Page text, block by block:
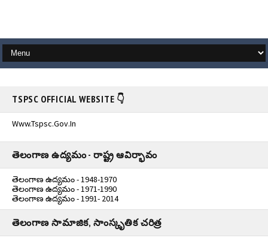
TSPSC OFFICIAL WEBSITE 👇
Www.tspsc.gov.in
తెలంగాణ ఉద్యమం - రాష్ట్ర ఆవిర్భావం
తెలంగాణ ఉద్యమం - 1948-1970
తెలంగాణ ఉద్యమం - 1971-1990
తెలంగాణ ఉద్యమం - 1991- 2014
తెలంగాణ సామాజిక, సాంస్కృతిక చరిత్ర